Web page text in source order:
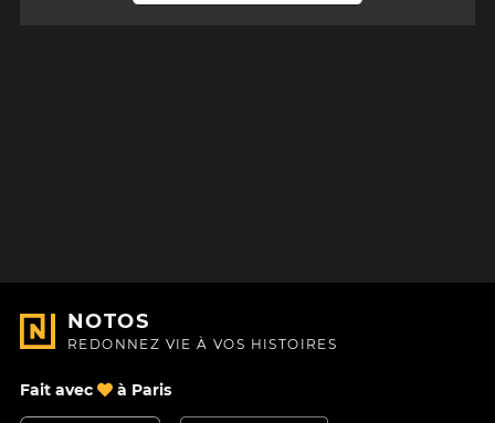
NOTOS
REDONNEZ VIE À VOS HISTOIRES
Fait avec à Paris